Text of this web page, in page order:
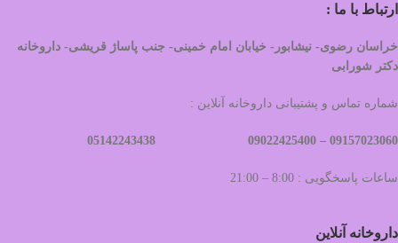
ارتباط با ما :
خراسان رضوی- نیشابور- خیابان امام خمینی- جنب پاساژ قریشی- داروخانه
دکتر شورابی
شماره تماس و پشتیبانی داروخانه آنلاین :
09157023060 –
ساعات پاسخگویی : 8:00 – 21:00
داروخانه آنلاین